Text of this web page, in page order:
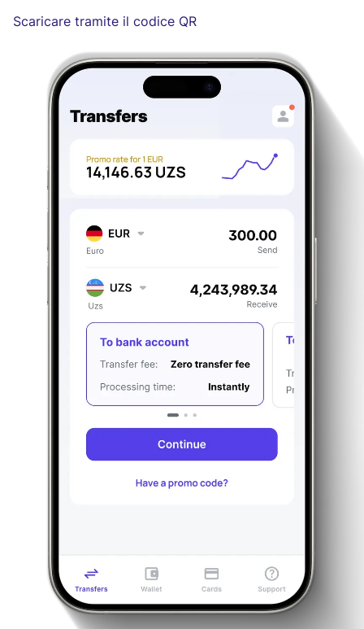
Scaricare tramite il codice QR